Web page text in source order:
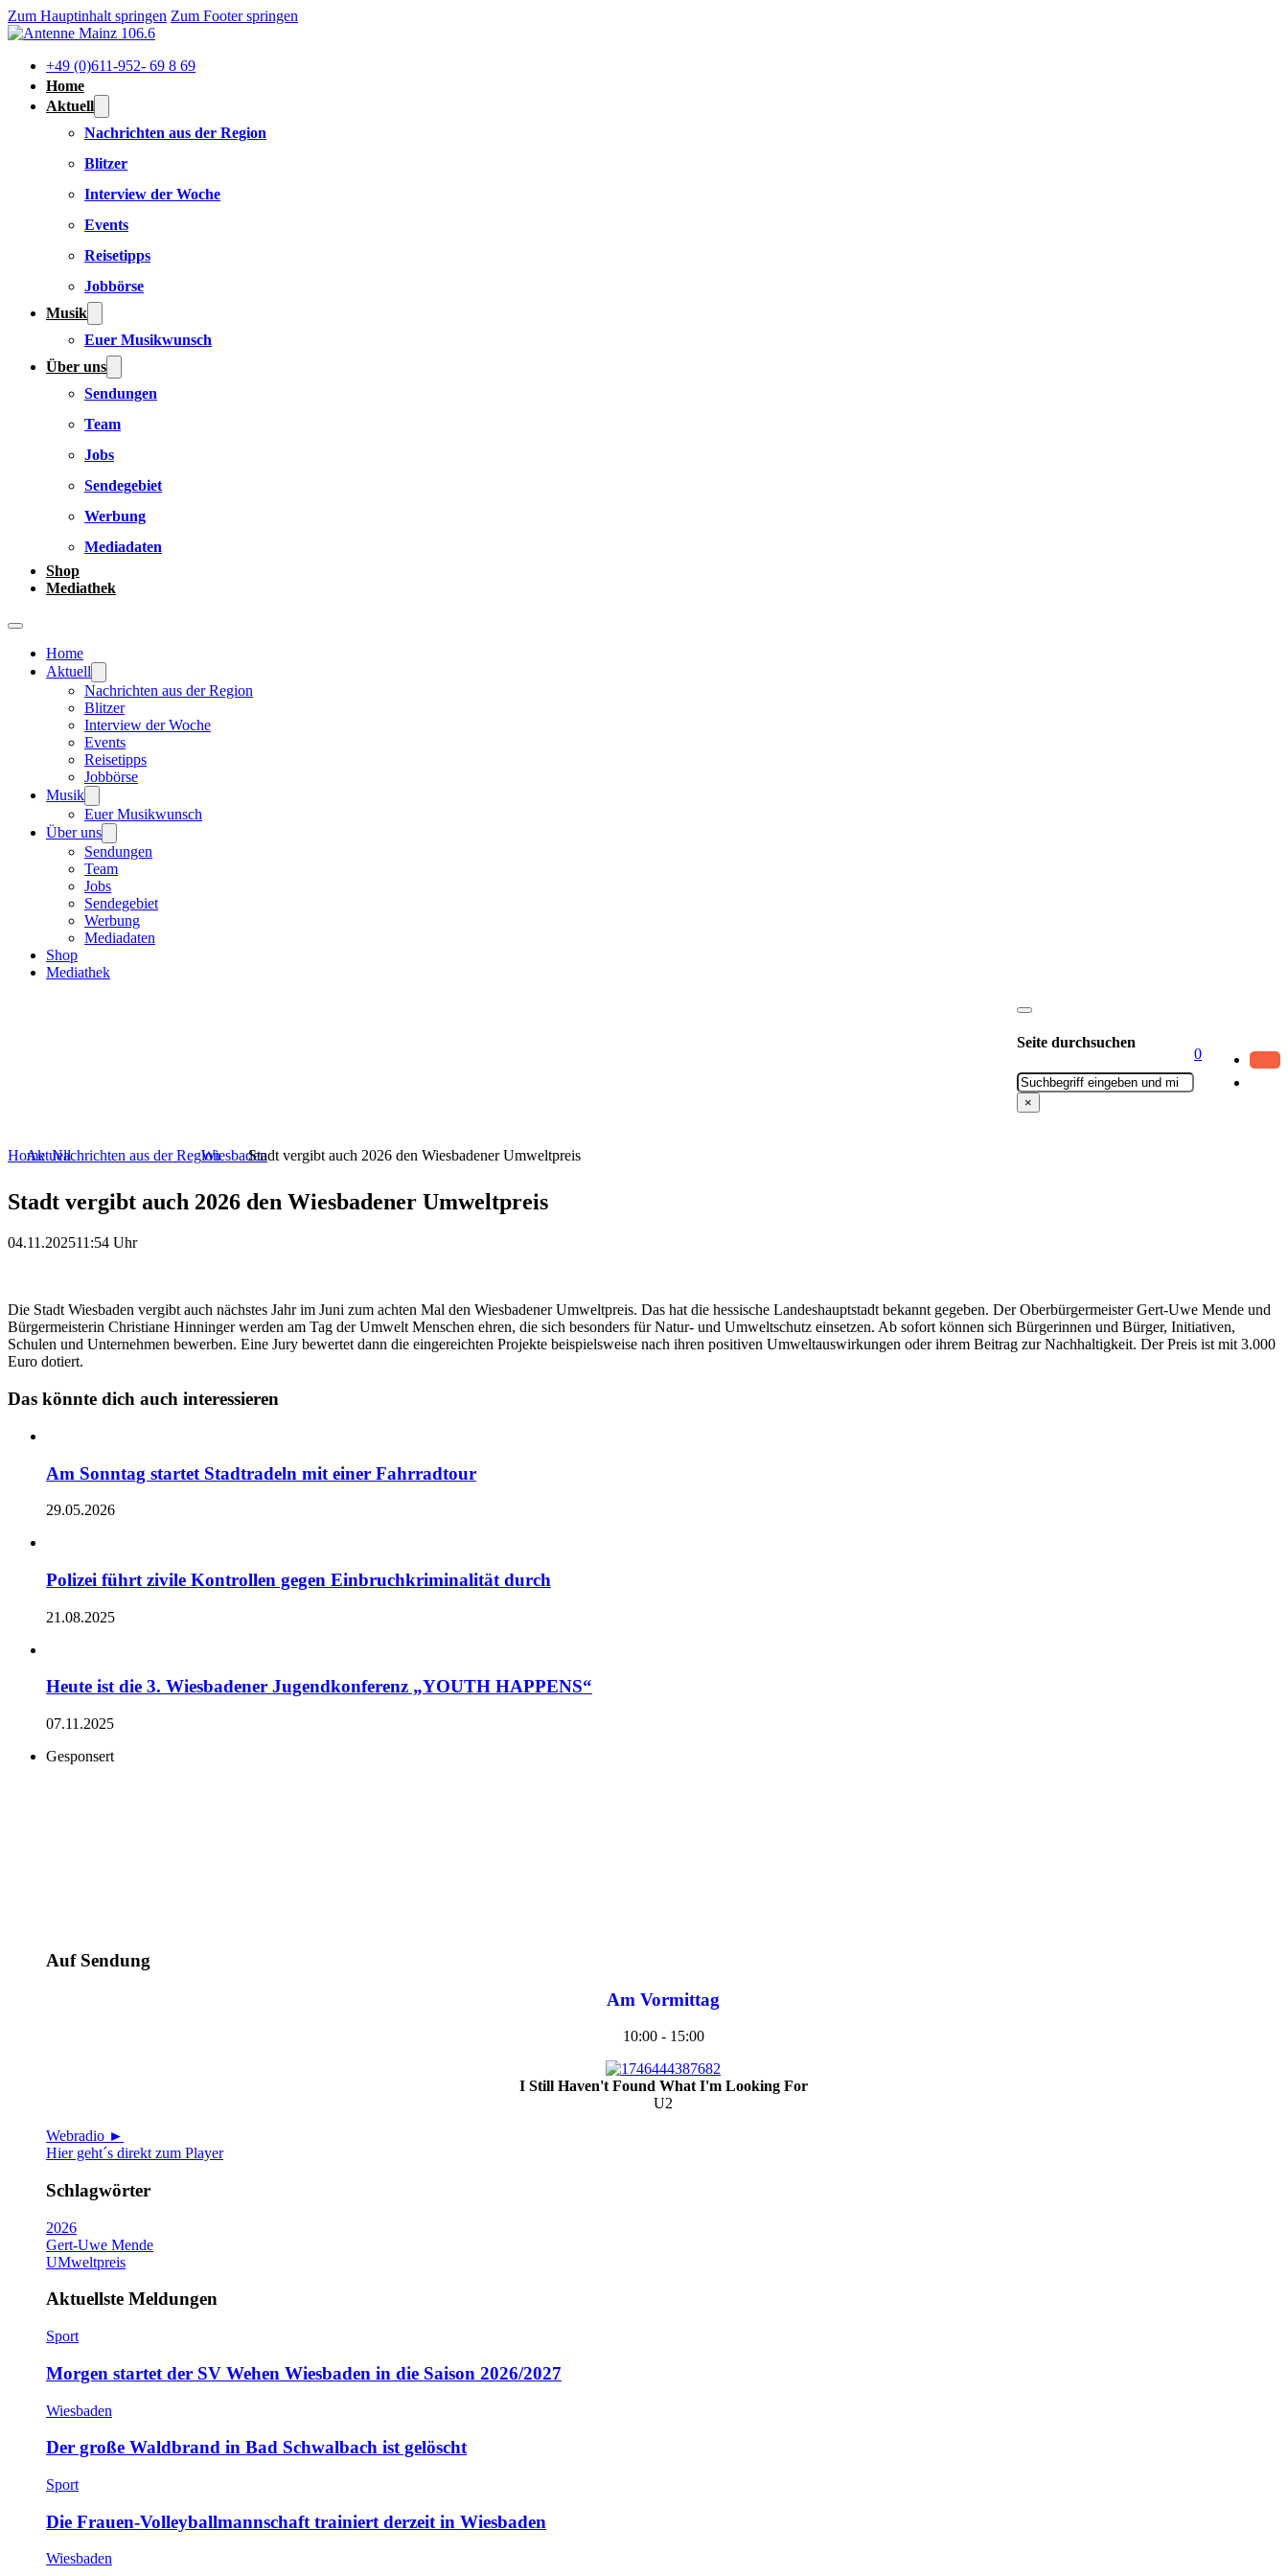
Zum Hauptinhalt springen Zum Footer springen
+49 (0)611-952- 69 8 69
Home
Aktuell
Nachrichten aus der Region
Blitzer
Interview der Woche
Events
Reisetipps
Jobbörse
Musik
Euer Musikwunsch
Über uns
Sendungen
Team
Jobs
Sendegebiet
Werbung
Mediadaten
Shop
Mediathek
Home
Aktuell
Nachrichten aus der Region
Blitzer
Interview der Woche
Events
Reisetipps
Jobbörse
Musik
Euer Musikwunsch
Über uns
Sendungen
Team
Jobs
Sendegebiet
Werbung
Mediadaten
Shop
Mediathek
Seite durchsuchen
Suchen
×
0
HomeAktuellNachrichten aus der RegionWiesbadenStadt vergibt auch 2026 den Wiesbadener Umweltpreis
Stadt vergibt auch 2026 den Wiesbadener Umweltpreis
04.11.202511:54 Uhr
Die Stadt Wiesbaden vergibt auch nächstes Jahr im Juni zum achten Mal den Wiesbadener Umweltpreis. Das hat die hessische Landeshauptstadt bekannt gegeben. Der Oberbürgermeister Gert-Uwe Mende und
Bürgermeisterin Christiane Hinninger werden am Tag der Umwelt Menschen ehren, die sich besonders für Natur- und Umweltschutz einsetzen. Ab sofort können sich Bürgerinnen und Bürger, Initiativen,
Schulen und Unternehmen bewerben. Eine Jury bewertet dann die eingereichten Projekte beispielsweise nach ihren positiven Umweltauswirkungen oder ihrem Beitrag zur Nachhaltigkeit. Der Preis ist mit 3.000
Euro dotiert.
Das könnte dich auch interessieren
Am Sonntag startet Stadtradeln mit einer Fahrradtour
29.05.2026
Polizei führt zivile Kontrollen gegen Einbruchkriminalität durch
21.08.2025
Heute ist die 3. Wiesbadener Jugendkonferenz „YOUTH HAPPENS“
07.11.2025
Gesponsert
Auf Sendung
Am Vormittag
10:00 - 15:00
I Still Haven't Found What I'm Looking For
U2
Webradio ►
Hier geht´s direkt zum Player
Schlagwörter
2026
Gert-Uwe Mende
UMweltpreis
Aktuellste Meldungen
Sport
Morgen startet der SV Wehen Wiesbaden in die Saison 2026/2027
Wiesbaden
Der große Waldbrand in Bad Schwalbach ist gelöscht
Sport
Die Frauen-Volleyballmannschaft trainiert derzeit in Wiesbaden
Wiesbaden